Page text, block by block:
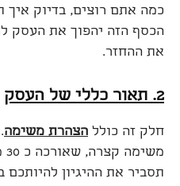
כמה אתם רוצים, בדיוק
הכסף הזה יהפוך את העסק
את ההחזר.
2. תאור כללי של העסק
חלק זה כולל הצהרת משימה
תסביר את ההיגיון